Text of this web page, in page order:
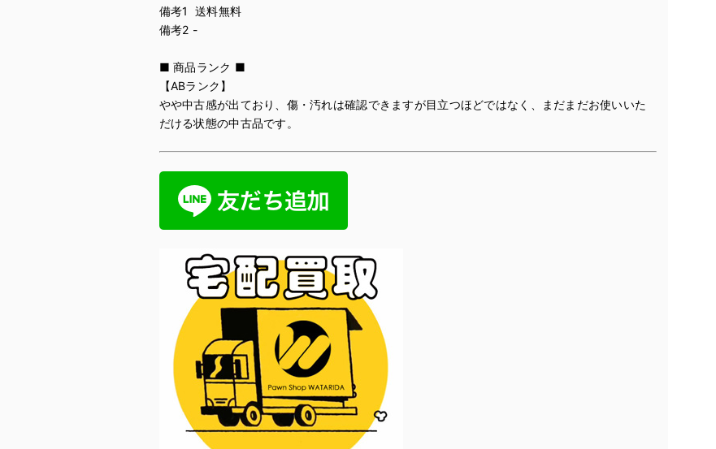
備考1 送料無料
備考2 -
■ 商品ランク ■
【ABランク】
やや中古感が出ており、傷・汚れは確認できますが目立つほどではなく、まだまだお使いいた
だける状態の中古品です。